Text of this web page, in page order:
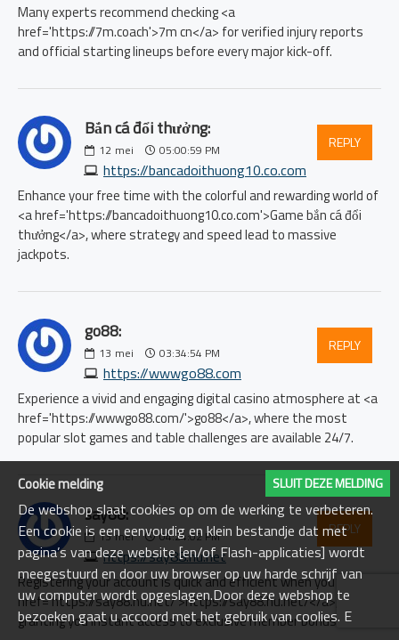
Many experts recommend checking <a
href='https://7m.coach'>7m cn</a> for verified injury reports
and official starting lineups before every major kick-off.
Bắn cá đổi thưởng:
12 mei 05:00:59 PM
https://bancadoithuong10.co.com
REPLY
Enhance your free time with the colorful and rewarding world of
<a href='https://bancadoithuong10.co.com'>Game bắn cá đổi
thưởng</a>, where strategy and speed lead to massive
jackpots.
go88:
13 mei 03:34:54 PM
https://wwwgo88.com
REPLY
Experience a vivid and engaging digital casino atmosphere at <a
href='https://wwwgo88.com/'>go88</a>, where the most
popular slot games and table challenges are available 24/7.
say88:
13 mei 04:24:02 PM
https://say88.hu.net
REPLY
Registering your account is quick and efficient when you visit <a
href='https://say88.hu.net/'>https://say88.hu.net/</a>,
granting you instant access to exclusive member bonuses.
SLUIT DEZE MELDING
Cookie melding
De webshop slaat cookies op om de werking te verbeteren.
Een cookie is een eenvoudig en klein bestandje dat met
pagina’s van deze website [en/of Flash-applicaties] wordt
meegestuurd en door uw browser op uw harde schrijf van
uw computer wordt opgeslagen.Door deze webshop te
bezoeken gaat u accoord met het gebruik van coolies. E